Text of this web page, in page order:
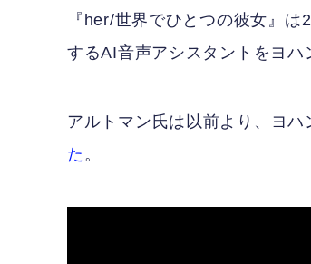
『her/世界でひとつの彼女』
するAI音声アシスタントをヨハ
アルトマン氏は以前より、ヨ
た 。